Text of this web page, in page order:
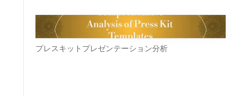
プレスキットプレゼンテーション分析